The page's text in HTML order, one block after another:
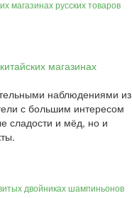
магазинах русских товаров
наблюдениями из
с большим интересом
сладости и мёд, но и
двойниках шампиньонов